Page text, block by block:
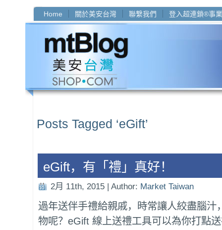
Home 關於美安台灣 聯繫我們 登入超連鎖®事業
Posts Tagged ‘eGift’
eGift，有「禮」真好！
2月 11th, 2015 | Author: Market Taiwan
過年送伴手禮給親戚，時常讓人絞盡腦汁
物呢？eGift 線上送禮工具可以為你打點